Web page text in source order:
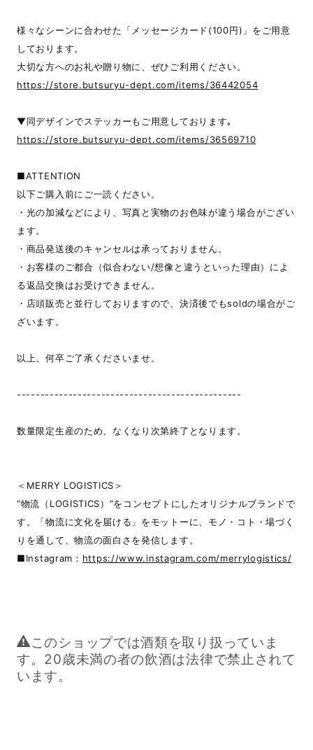
様々なシーンに合わせた「メッセージカード(100円)」をご用意
しております。
大切な方へのお礼や贈り物に、ぜひご利用ください。
https://store.butsuryu-dept.com/items/36442054
▼同デザインでステッカーもご用意しております｡
https://store.butsuryu-dept.com/items/36569710
■ATTENTION
以下ご購入前にご一読ください。
・光の加減などにより、写真と実物のお色味が違う場合がござい
ます。
・商品発送後のキャンセルは承っておりません。
・お客様のご都合（似合わない/想像と違うといった理由）によ
る返品交換はお受けできません。
・店頭販売と並行しておりますので、決済後でもsoldの場合がご
ざいます。
以上、何卒ご了承くださいませ。
------------------------------------------------
数量限定生産のため、なくなり次第終了となります。
＜MERRY LOGISTICS＞
“物流（LOGISTICS）”をコンセプトにしたオリジナルブランドで
す。「物流に文化を届ける」をモットーに、モノ・コト・場づく
りを通して、物流の面白さを発信します。
■Instagram： https://www.instagram.com/merrylogistics/
このショップでは酒類を取り扱っていま
す。20歳未満の者の飲酒は法律で禁止されて
います。